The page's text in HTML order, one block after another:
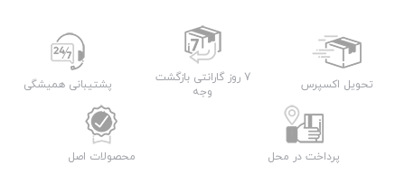
تحویل اکسپرس
7 روز گارانتی بازگشت
وجه
پشتیبانی همیشگی
پرداخت در محل محصولات اصل